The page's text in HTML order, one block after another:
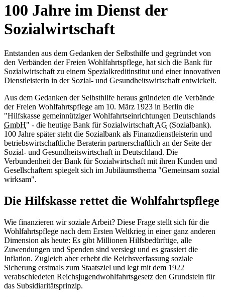
100 Jahre im Dienst der
Sozialwirtschaft
Entstanden aus dem Gedanken der Selbsthilfe und gegründet von
den Verbänden der Freien Wohlfahrtspflege, hat sich die Bank für
Sozialwirtschaft zu einem Spezialkreditinstitut und einer innovativen
Dienstleisterin in der Sozial- und Gesundheitswirtschaft entwickelt.
Aus dem Gedanken der Selbsthilfe heraus gründeten die Verbände
der Freien Wohlfahrtspflege am 10. März 1923 in Berlin die
"Hilfskasse gemeinnütziger Wohlfahrtseinrichtungen Deutschlands
GmbH" - die heutige Bank für Sozialwirtschaft AG (Sozialbank).
100 Jahre später steht die Sozialbank als Finanzdienstleisterin und
betriebswirtschaftliche Beraterin partnerschaftlich an der Seite der
Sozial- und Gesundheitswirtschaft in Deutschland. Die
Verbundenheit der Bank für Sozialwirtschaft mit ihren Kunden und
Gesellschaftern spiegelt sich im Jubiläumsthema "Gemeinsam sozial
wirksam".
Die Hilfskasse rettet die Wohlfahrtspflege
Wie finanzieren wir soziale Arbeit? Diese Frage stellt sich für die
Wohlfahrtspflege nach dem Ersten Weltkrieg in einer ganz anderen
Dimension als heute: Es gibt Millionen Hilfsbedürftige, alle
Zuwendungen und Spenden sind versiegt und es grassiert die
Inflation. Zugleich aber erhebt die Reichsverfassung soziale
Sicherung erstmals zum Staatsziel und legt mit dem 1922
verabschiedeten Reichsjugendwohlfahrtsgesetz den Grundstein für
das Subsidiaritätsprinzip.